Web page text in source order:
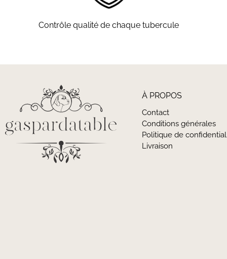
Contrôle qualité de chaque tubercule
À PROPOS
Contact
Conditions générales
Politique de
Livraison